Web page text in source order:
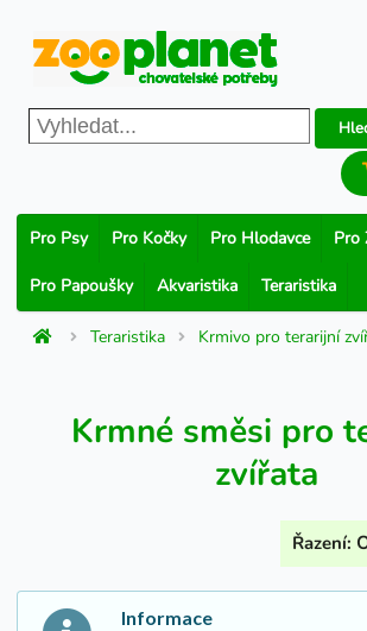
Pro Psy Pro Kočky Pro Hlodavce Pro
Pro Papoušky Akvaristika Teraristika
Teraristika Krmivo pro terarijní
Krmné směsi pro
zvířata
Řazení:
Informace